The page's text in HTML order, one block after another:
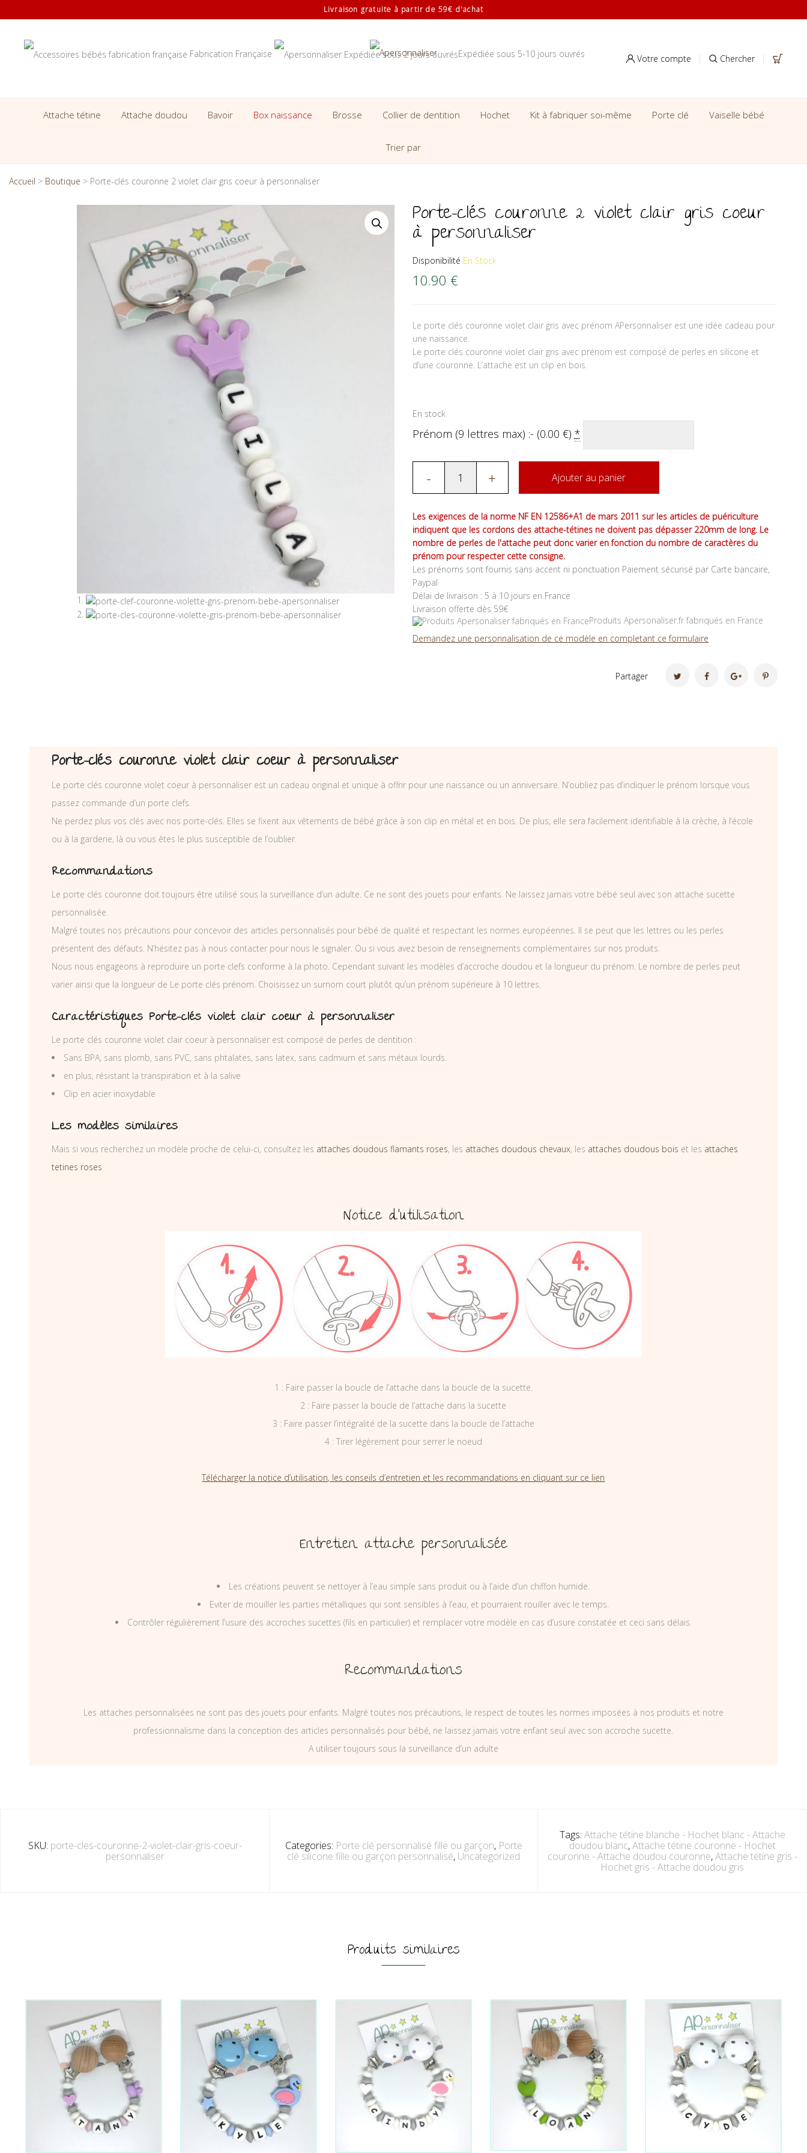
Livraison gratuite à partir de 59€ d'achat
Fabrication Française Expédiée sous 5-10 jours ouvrés Votre compte Chercher
Attache tétine Attache doudou Bavoir Box naissance Brosse Collier de dentition Hochet Kit à fabriquer soi-même Porte clé Vaiselle bébé
Trier par
Accueil > Boutique > Porte-clés couronne 2 violet clair gris coeur à personnaliser
Porte-clés couronne 2 violet clair gris coeur
à personnaliser
Disponibilité En Stock
10.90 €
Le porte clés couronne violet clair gris avec prénom APersonnaliser est une idée cadeau pour
une naissance.
Le porte clés couronne violet clair gris avec prénom est composé de perles en silicone et
d’une couronne. L’attache est un clip en bois.
En stock
Prénom (9 lettres max) :- (0.00 €) *
- + Ajouter au panier
Les exigences de la norme NF EN 12586+A1 de mars 2011 sur les articles de puériculture
indiquent que les cordons des attache-tétines ne doivent pas dépasser 220mm de long. Le
nombre de perles de l'attache peut donc varier en fonction du nombre de caractères du
prénom pour respecter cette consigne.
Les prénoms sont fournis sans accent ni ponctuation Paiement sécurisé par Carte bancaire,
Paypal
Délai de livraison : 5 à 10 jours en France
Livraison offerte dès 59€
Produits Apersonaliser.fr fabriqués en France
Demandez une personnalisation de ce modèle en completant ce formulaire
Partager
Porte-clés couronne violet clair coeur à personnaliser
Le porte clés couronne violet coeur à personnaliser est un cadeau original et unique à offrir pour une naissance ou un anniversaire. N’oubliez pas d’indiquer le prénom lorsque vous
passez commande d’un porte clefs.
Ne perdez plus vos clés avec nos porte-clés. Elles se fixent aux vêtements de bébé grâce à son clip en métal et en bois. De plus, elle sera facilement identifiable à la crèche, à l’école
ou à la garderie, là ou vous êtes le plus susceptible de l’oublier.
Recommandations
Le porte clés couronne doit toujours être utilisé sous la surveillance d’un adulte. Ce ne sont des jouets pour enfants. Ne laissez jamais votre bébé seul avec son attache sucette
personnalisée.
Malgré toutes nos précautions pour concevoir des articles personnalisés pour bébé de qualité et respectant les normes européennes. Il se peut que les lettres ou les perles
présentent des défauts. N’hésitez pas à nous contacter pour nous le signaler. Ou si vous avez besoin de renseignements complémentaires sur nos produits.
Nous nous engageons à reproduire un porte clefs conforme à la photo. Cependant suivant les modèles d’accroche doudou et la longueur du prénom. Le nombre de perles peut
varier ainsi que la longueur de Le porte clés prénom. Choisissez un surnom court plutôt qu’un prénom supérieure à 10 lettres.
Caractéristiques Porte-clés violet clair coeur à personnaliser
Le porte clés couronne violet clair coeur à personnaliser est composé de perles de dentition :
Sans BPA, sans plomb, sans PVC, sans phtalates, sans latex, sans cadmium et sans métaux lourds.
en plus, résistant la transpiration et à la salive
Clip en acier inoxydable
Les modèles similaires
Mais si vous recherchez un modèle proche de celui-ci, consultez les attaches doudous flamants roses, les attaches doudous chevaux, les attaches doudous bois et les attaches
tetines roses
Notice d’utilisation
1 : Faire passer la boucle de l’attache dans la boucle de la sucette.
2 : Faire passer la boucle de l’attache dans la sucette
3 : Faire passer l’intégralité de la sucette dans la boucle de l’attache
4 : Tirer légèrement pour serrer le noeud
Télécharger la notice d’utilisation, les conseils d’entretien et les recommandations en cliquant sur ce lien
Entretien attache personnalisée
Les créations peuvent se nettoyer à l’eau simple sans produit ou à l’aide d’un chiffon humide.
Eviter de mouiller les parties métalliques qui sont sensibles à l’eau, et pourraient rouiller avec le temps.
Contrôler régulièrement l’usure des accroches sucettes (fils en particulier) et remplacer votre modèle en cas d’usure constatée et ceci sans délais.
Recommandations
Les attaches personnalisées ne sont pas des jouets pour enfants. Malgré toutes nos précautions, le respect de toutes les normes imposées à nos produits et notre
professionnalisme dans la conception des articles personnalisés pour bébé, ne laissez jamais votre enfant seul avec son accroche sucette.
A utiliser toujours sous la surveillance d’un adulte
SKU: porte-cles-couronne-2-violet-clair-gris-coeur-
personnaliser
Categories: Porte clé personnalisé fille ou garçon, Porte
clé silicone fille ou garçon personnalisé, Uncategorized
Tags: Attache tétine blanche - Hochet blanc - Attache
doudou blanc,Attache tétine couronne - Hochet
couronne - Attache doudou couronne,Attache tétine gris -
Hochet gris - Attache doudou gris
Produits similaires